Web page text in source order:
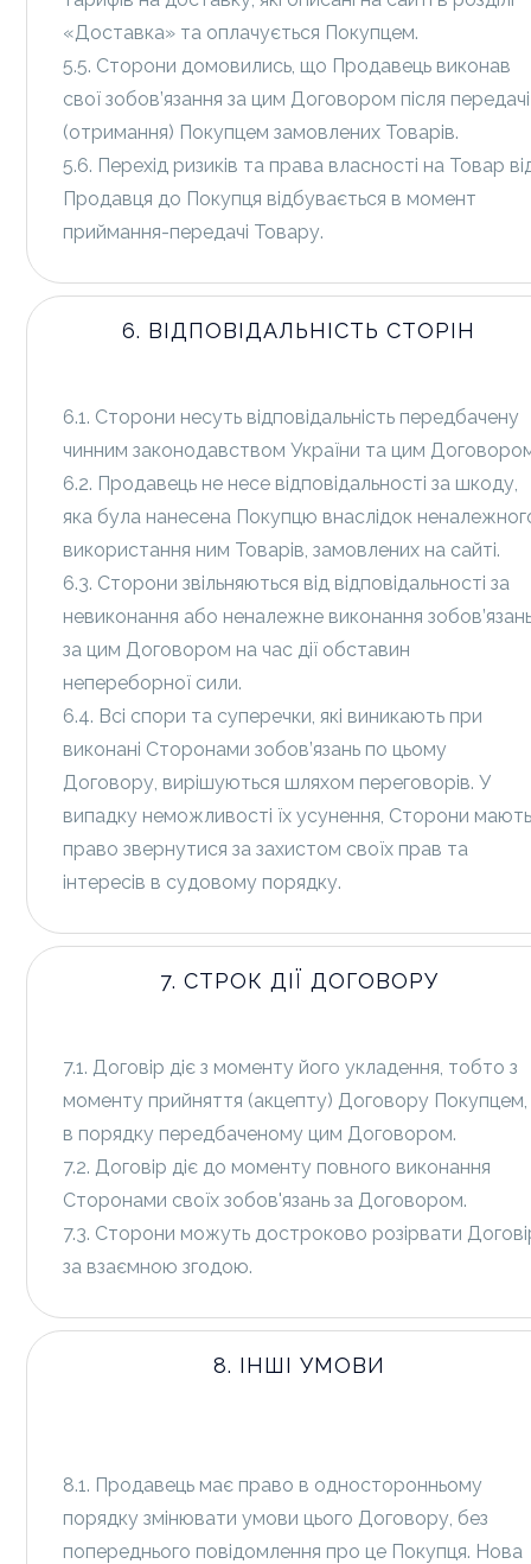
«Доставка» та оплачується Покупцем.
5.5. Сторони домовились, що Продавець виконав
свої зобов’язання за цим Договором після передачі
(отримання) Покупцем замовлених Товарів.
5.6. Перехід ризиків та права власності на Товар
Продавця до Покупця відбувається в момент
приймання-передачі Товару.
6. ВІДПОВІДАЛЬНІСТЬ СТОРІН
6.1. Сторони несуть відповідальність передбачену
чинним законодавством України та цим
6.2. Продавець не несе відповідальності за шкоду,
яка була нанесена Покупцю внаслідок
використання ним Товарів, замовлених на сайті.
6.3. Сторони звільняються від відповідальності за
невиконання або неналежне виконання
за цим Договором на час дії обставин
непереборної сили.
6.4. Всі спори та суперечки, які виникають при
виконані Сторонами зобов’язань по цьому
Договору, вирішуються шляхом переговорів. У
випадку неможливості їх усунення, Сторони
право звернутися за захистом своїх прав та
інтересів в судовому порядку.
7. СТРОК ДІЇ ДОГОВОРУ
7.1. Договір діє з моменту його укладення, тобто з
моменту прийняття (акцепту) Договору Покупцем,
в порядку передбаченому цим Договором.
7.2. Договір діє до моменту повного виконання
Сторонами своїх зобов'язань за Договором.
7.3. Сторони можуть достроково розірвати
за взаємною згодою.
8. ІНШІ УМОВИ
8.1. Продавець має право в односторонньому
порядку змінювати умови цього Договору, без
попереднього повідомлення про це Покупця. Нова